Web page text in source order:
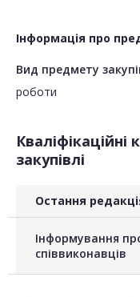
Інформація про
Вид предмету
роботи
Кваліфікаційні
закупівлі
Остання
Інформування
співвиконавців